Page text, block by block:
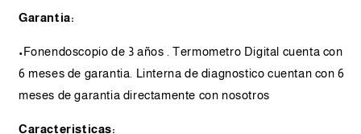
Linterna
diagnóstico diagnóstico
Garantia:
•Fonendoscopio de 3 años . Termometro Digital cuenta con
6 meses de garantia. Linterna de diagnostico cuentan con 6
meses de garantia directamente con nosotros
Caracteristicas: